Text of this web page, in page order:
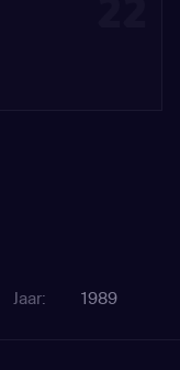
Jaar: 1989